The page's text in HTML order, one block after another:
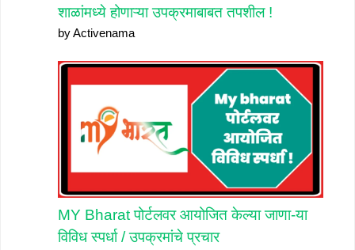
शाळांमध्ये होणाऱ्या उपक्रमाबाबत तपशील !
by Activenama
MY Bharat पोर्टलवर आयोजित केल्या जाणा-या
विविध स्पर्धा / उपक्रमांचे प्रचार